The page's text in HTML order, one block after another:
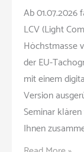
Ab 01.07.2026
LCV (Light
Höchstmasse
der EU-
mit einem
Version
Seminar
Ihnen